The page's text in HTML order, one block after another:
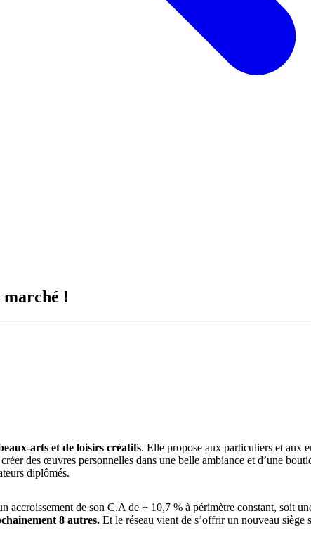
!
arts et de loisirs créatifs. Elle propose aux particuliers et aux
des œuvres personnelles dans une belle ambiance et d’une
diplômés.
de son C.A de + 10,7 % à périmètre constant, soit
8 autres. Et le réseau vient de s’offrir un nouveau siège